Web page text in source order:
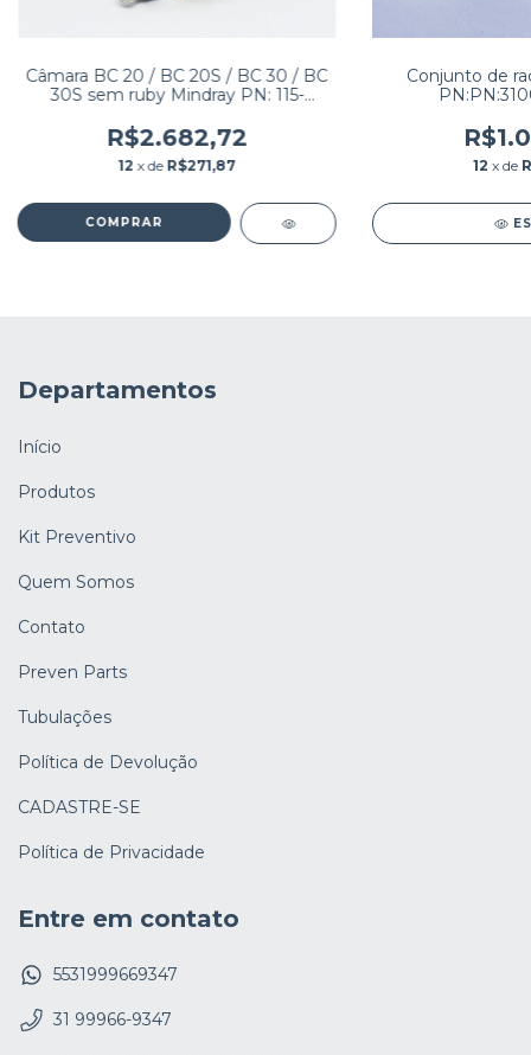
Câmara BC 20 / BC 20S / BC 30 / BC
30S sem ruby Mindray PN: 115-
R$2.682,72
12 x de R$271,87
Conjunto de
12 x de
Departamentos
Início
Produtos
Kit Preventivo
Quem Somos
Contato
Preven Parts
Tubulações
Política de Devolução
CADASTRE-SE
Política de Privacidade
Entre em contato
5531999669347
31 99966-9347